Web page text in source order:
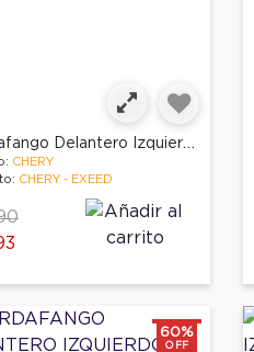
Guardafango Delantero Izquierdo
CHERY
CHERY - EXEED
from
to
60%
OFF